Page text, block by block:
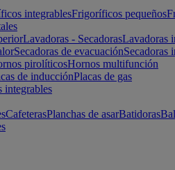
integrablesFrigoríficos pequeños
Lavadoras - SecadorasLavadoras
Secadoras de evacuaciónSecadoras
pirolíticosHornos multifunción
de inducciónPlacas de gas
integrables
CafeterasPlanchas de asarBatidoras